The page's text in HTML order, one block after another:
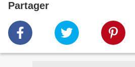
Partager